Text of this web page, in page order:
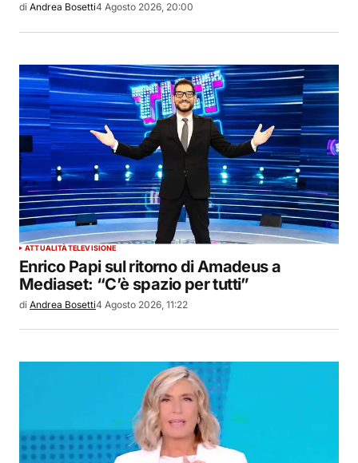
di Andrea Bosetti4 Agosto 2026, 20:00
ATTUALITÀTELEVISIONE
Enrico Papi sul ritorno di Amadeus a
Mediaset: “C’è spazio per tutti”
di Andrea Bosetti4 Agosto 2026, 11:22